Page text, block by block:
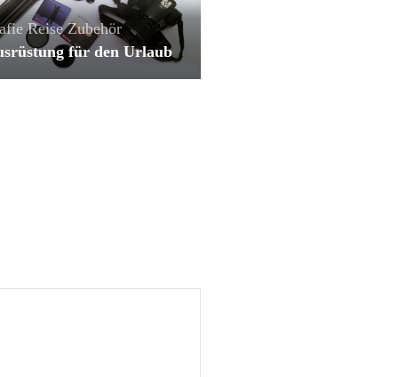
Reise Zubehör
für den Urlaub